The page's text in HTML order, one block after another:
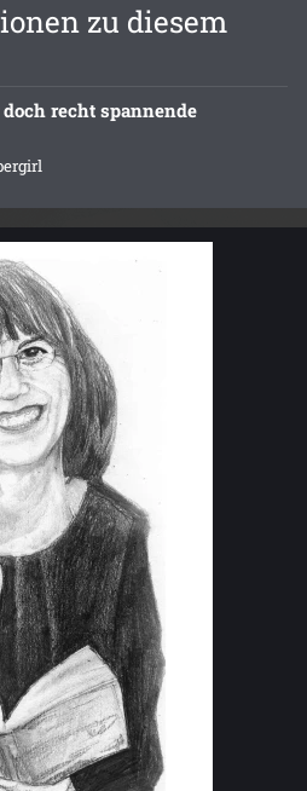
zu diesem
recht spannende